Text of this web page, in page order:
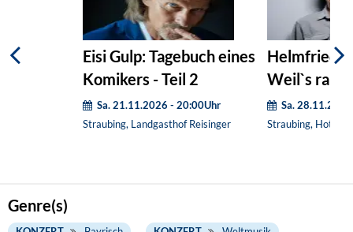
Eisi Gulp: Tagebuch eines
Komikers - Teil 2
Sa. 21.11.2026 - 20:00Uhr
Straubing, Landgasthof Reisinger
Helmfried
Weil`s raus
Sa.
Straubing, Hotel
Genre(s)